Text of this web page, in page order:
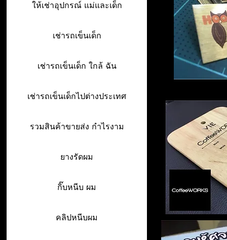
ให้เช่าอุปกรณ์ แม่และเด็ก
เช่ารถเข็นเด็ก
เช่ารถเข็นเด็ก ใกล้ ฉัน
เช่ารถเข็นเด็กไปต่างประเทศ
รวมสินค้าขายส่ง กำไรงาม
ยางรัดผม
กิ๊บหนีบ ผม
คลิปหนีบผม